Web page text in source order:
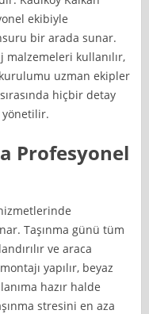
ekibiyle
bir arada sunar.
malzemeleri kullanılır,
uzman ekipler
hiçbir detay
yönetilir.
Profesyonel
Taşınma günü tüm
ve araca
yapılır, beyaz
hazır halde
stresini en aza